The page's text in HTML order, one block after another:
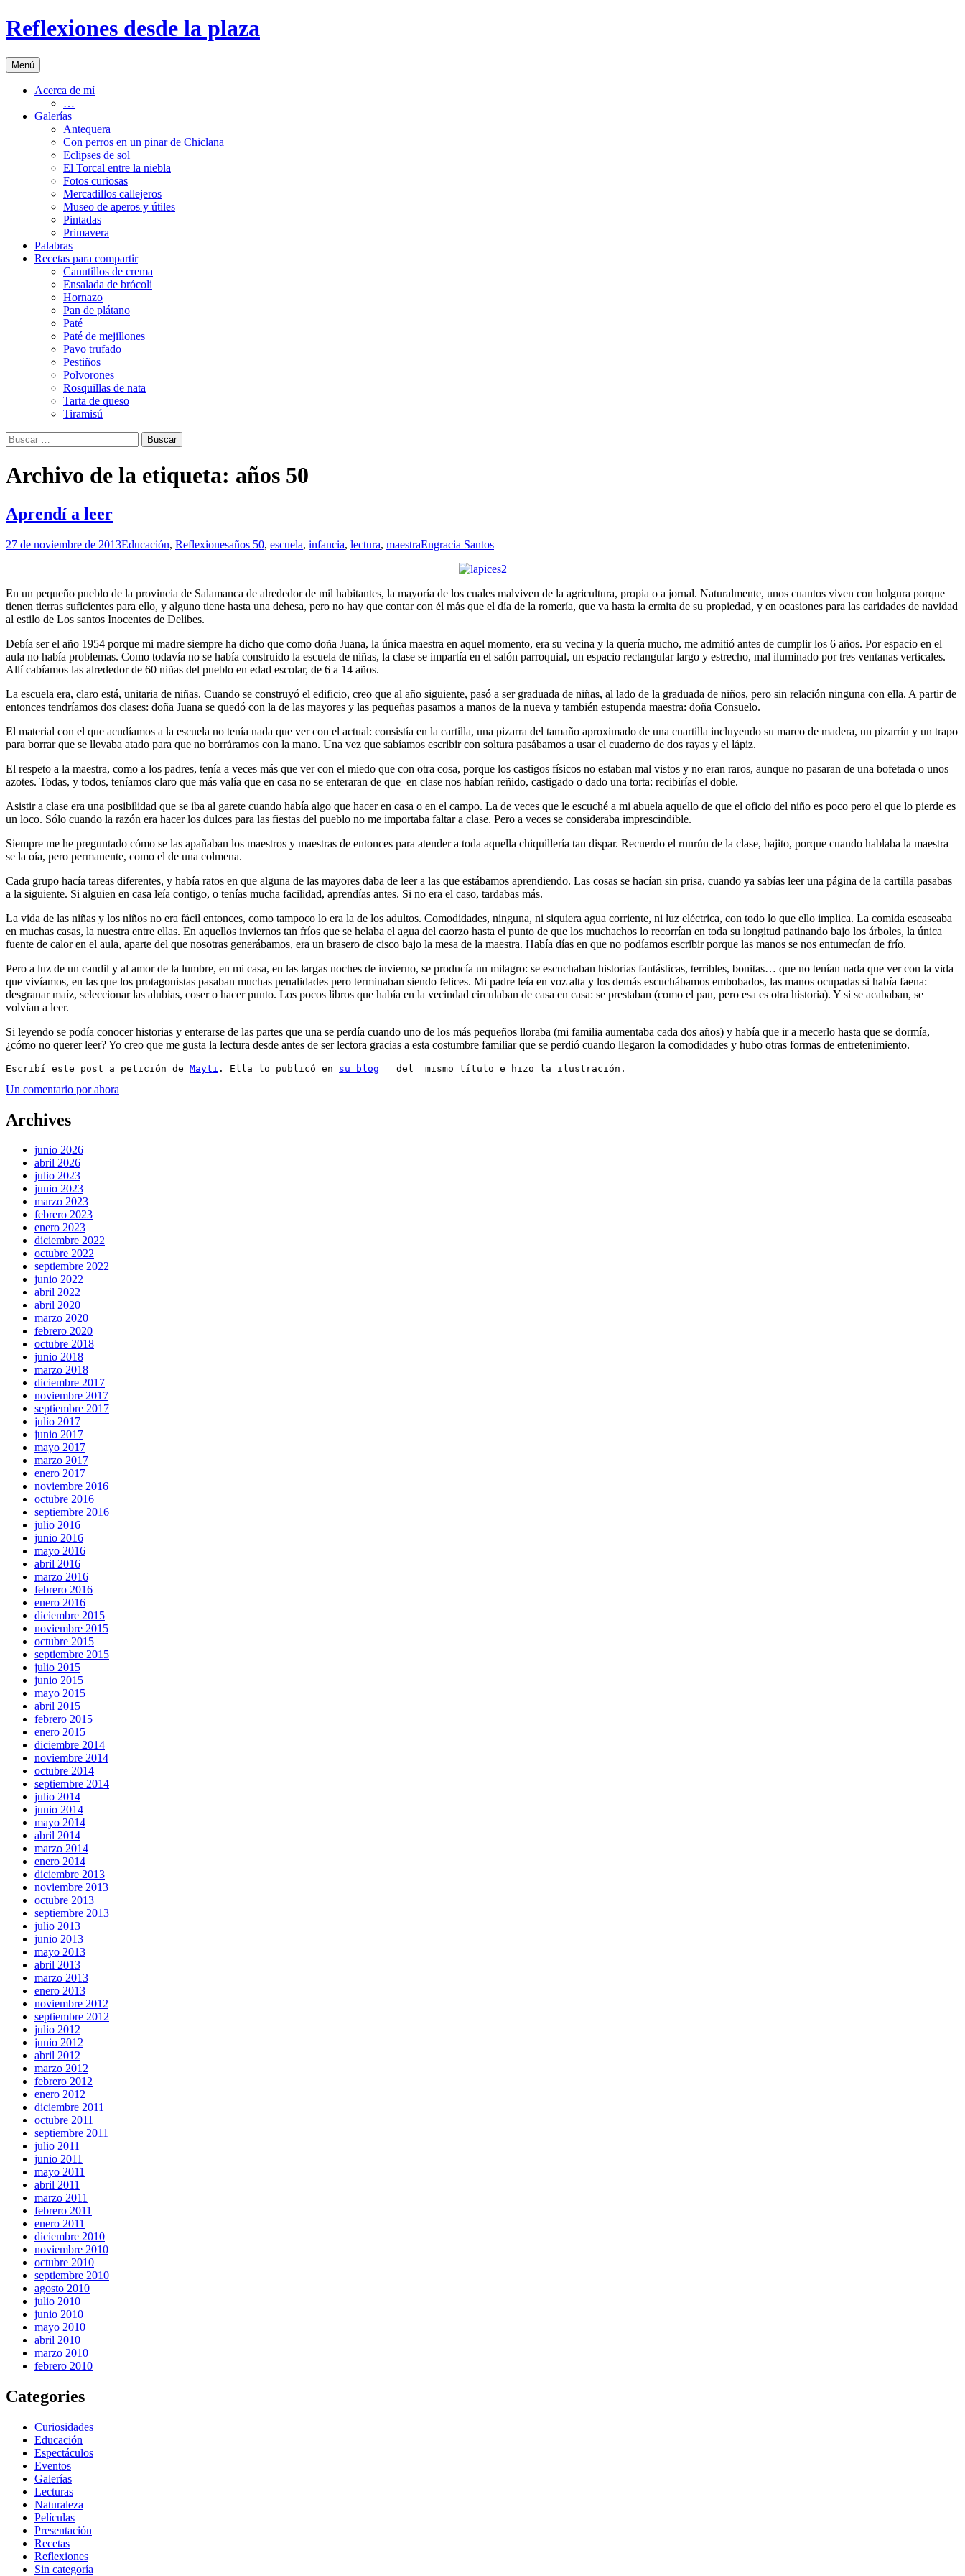
Saltar
al
Reflexiones desde la plaza
Menú
Acerca de mí
…
Galerías
Antequera
Con perros en un pinar de Chiclana
Eclipses de sol
El Torcal entre la niebla
Fotos curiosas
Mercadillos callejeros
Museo de aperos y útiles
Pintadas
Primavera
Palabras
Recetas para compartir
Canutillos de crema
Ensalada de brócoli
Hornazo
Pan de plátano
Paté
Paté de mejillones
Pavo trufado
Pestiños
Polvorones
Rosquillas de nata
Tarta de queso
Tiramisú
Buscar:
Archivo de la etiqueta: años 50
Aprendí a leer
27 de noviembre de 2013Educación, Reflexionesaños 50, escuela, infancia, lectura, maestraEngracia Santos
En un pequeño pueblo de la provincia de Salamanca de alrededor de mil habitantes, la mayoría de los cuales malviven de la agricultura, propia o a jornal. Naturalmente, unos cuantos viven con holgura porque
tienen tierras suficientes para ello, y alguno tiene hasta una dehesa, pero no hay que contar con él más que el día de la romería, que va hasta la ermita de su propiedad, y en ocasiones para las caridades de navidad
al estilo de Los santos Inocentes de Delibes.
Debía ser el año 1954 porque mi madre siempre ha dicho que como doña Juana, la única maestra en aquel momento, era su vecina y la quería mucho, me admitió antes de cumplir los 6 años. Por espacio en el
aula no había problemas. Como todavía no se había construido la escuela de niñas, la clase se impartía en el salón parroquial, un espacio rectangular largo y estrecho, mal iluminado por tres ventanas verticales.
Allí cabíamos las alrededor de 60 niñas del pueblo en edad escolar, de 6 a 14 años.
La escuela era, claro está, unitaria de niñas. Cuando se construyó el edificio, creo que al año siguiente, pasó a ser graduada de niñas, al lado de la graduada de niños, pero sin relación ninguna con ella. A partir de
entonces tendríamos dos clases: doña Juana se quedó con la de las mayores y las pequeñas pasamos a manos de la nueva y también estupenda maestra: doña Consuelo.
El material con el que acudíamos a la escuela no tenía nada que ver con el actual: consistía en la cartilla, una pizarra del tamaño aproximado de una cuartilla incluyendo su marco de madera, un pizarrín y un trapo
para borrar que se llevaba atado para que no borráramos con la mano. Una vez que sabíamos escribir con soltura pasábamos a usar el cuaderno de dos rayas y el lápiz.
El respeto a la maestra, como a los padres, tenía a veces más que ver con el miedo que con otra cosa, porque los castigos físicos no estaban mal vistos y no eran raros, aunque no pasaran de una bofetada o unos
azotes. Todas, y todos, teníamos claro que más valía que en casa no se enteraran de que en clase nos habían reñido, castigado o dado una torta: recibirías el doble.
Asistir a clase era una posibilidad que se iba al garete cuando había algo que hacer en casa o en el campo. La de veces que le escuché a mi abuela aquello de que el oficio del niño es poco pero el que lo pierde es
un loco. Sólo cuando la razón era hacer los dulces para las fiestas del pueblo no me importaba faltar a clase. Pero a veces se consideraba imprescindible.
Siempre me he preguntado cómo se las apañaban los maestros y maestras de entonces para atender a toda aquella chiquillería tan dispar. Recuerdo el runrún de la clase, bajito, porque cuando hablaba la maestra
se la oía, pero permanente, como el de una colmena.
Cada grupo hacía tareas diferentes, y había ratos en que alguna de las mayores daba de leer a las que estábamos aprendiendo. Las cosas se hacían sin prisa, cuando ya sabías leer una página de la cartilla pasabas
a la siguiente. Si alguien en casa leía contigo, o tenías mucha facilidad, aprendías antes. Si no era el caso, tardabas más.
La vida de las niñas y los niños no era fácil entonces, como tampoco lo era la de los adultos. Comodidades, ninguna, ni siquiera agua corriente, ni luz eléctrica, con todo lo que ello implica. La comida escaseaba
en muchas casas, la nuestra entre ellas. En aquellos inviernos tan fríos que se helaba el agua del caorzo hasta el punto de que los muchachos lo recorrían en toda su longitud patinando bajo los árboles, la única
fuente de calor en el aula, aparte del que nosotras generábamos, era un brasero de cisco bajo la mesa de la maestra. Había días en que no podíamos escribir porque las manos se nos entumecían de frío.
Pero a luz de un candil y al amor de la lumbre, en mi casa, en las largas noches de invierno, se producía un milagro: se escuchaban historias fantásticas, terribles, bonitas… que no tenían nada que ver con la vida
que vivíamos, en las que los protagonistas pasaban muchas penalidades pero terminaban siendo felices. Mi padre leía en voz alta y los demás escuchábamos embobados, las manos ocupadas si había faena:
desgranar maíz, seleccionar las alubias, coser o hacer punto. Los pocos libros que había en la vecindad circulaban de casa en casa: se prestaban (como el pan, pero esa es otra historia). Y si se acababan, se
volvían a leer.
Si leyendo se podía conocer historias y enterarse de las partes que una se perdía cuando uno de los más pequeños lloraba (mi familia aumentaba cada dos años) y había que ir a mecerlo hasta que se dormía,
¿cómo no querer leer? Yo creo que me gusta la lectura desde antes de ser lectora gracias a esta costumbre familiar que se perdió cuando llegaron la comodidades y hubo otras formas de entretenimiento.
Escribí este post a petición de Mayti . Ella lo publicó en su blog
   del  mismo título e hizo la ilustración.
Un comentario por ahora
Archives
junio 2026
abril 2026
julio 2023
junio 2023
marzo 2023
febrero 2023
enero 2023
diciembre 2022
octubre 2022
septiembre 2022
junio 2022
abril 2022
abril 2020
marzo 2020
febrero 2020
octubre 2018
junio 2018
marzo 2018
diciembre 2017
noviembre 2017
septiembre 2017
julio 2017
junio 2017
mayo 2017
marzo 2017
enero 2017
noviembre 2016
octubre 2016
septiembre 2016
julio 2016
junio 2016
mayo 2016
abril 2016
marzo 2016
febrero 2016
enero 2016
diciembre 2015
noviembre 2015
octubre 2015
septiembre 2015
julio 2015
junio 2015
mayo 2015
abril 2015
febrero 2015
enero 2015
diciembre 2014
noviembre 2014
octubre 2014
septiembre 2014
julio 2014
junio 2014
mayo 2014
abril 2014
marzo 2014
enero 2014
diciembre 2013
noviembre 2013
octubre 2013
septiembre 2013
julio 2013
junio 2013
mayo 2013
abril 2013
marzo 2013
enero 2013
noviembre 2012
septiembre 2012
julio 2012
junio 2012
abril 2012
marzo 2012
febrero 2012
enero 2012
diciembre 2011
octubre 2011
septiembre 2011
julio 2011
junio 2011
mayo 2011
abril 2011
marzo 2011
febrero 2011
enero 2011
diciembre 2010
noviembre 2010
octubre 2010
septiembre 2010
agosto 2010
julio 2010
junio 2010
mayo 2010
abril 2010
marzo 2010
febrero 2010
Categories
Curiosidades
Educación
Espectáculos
Eventos
Galerías
Lecturas
Naturaleza
Películas
Presentación
Recetas
Reflexiones
Sin categoría